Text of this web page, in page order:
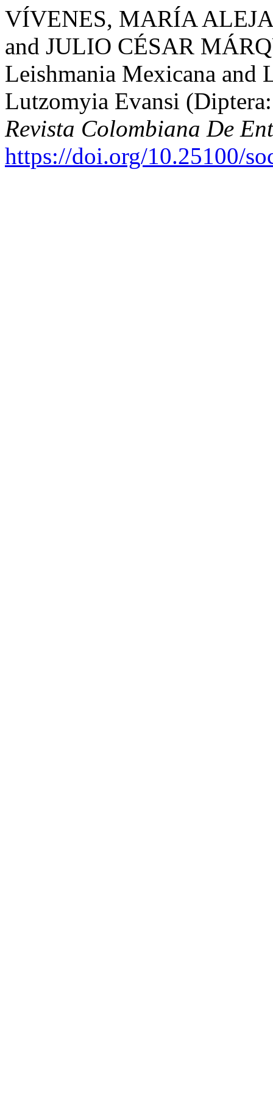
VÍVENES, MARÍA
and JULIO CÉSAR
Leishmania Mexicana and
Lutzomyia Evansi
Revista Colombiana De
https://doi.org/10.25100/